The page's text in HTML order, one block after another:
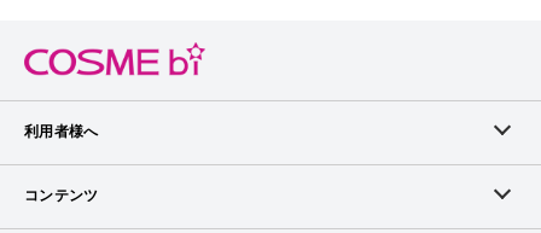
利用者様へ
メンバーログイン
コンテンツ